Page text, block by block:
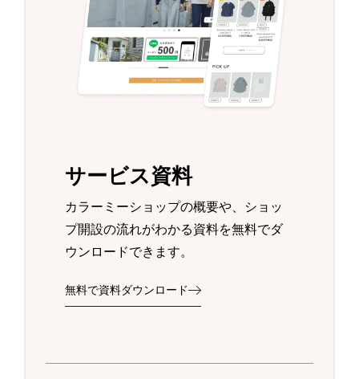
サービス資料
カラーミーショップの概要や、ショッ
プ開設の流れがわかる資料を無料でダ
ウンロードできます。
無料で資料ダウンロード